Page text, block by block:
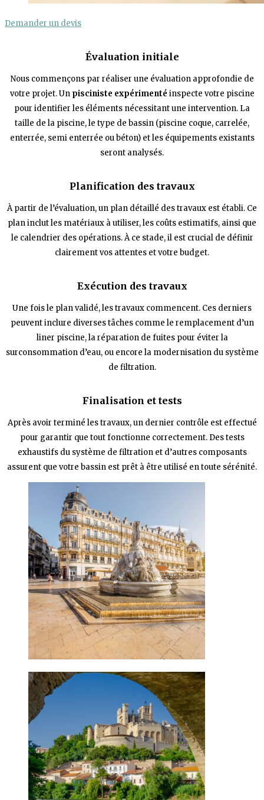
Demander un devis
Évaluation initiale
Nous commençons par réaliser une évaluation approfondie de
votre projet. Un pisciniste expérimenté inspecte votre piscine
pour identifier les éléments nécessitant une intervention. La
taille de la piscine, le type de bassin (piscine coque, carrelée,
enterrée, semi enterrée ou béton) et les équipements existants
seront analysés.
Planification des travaux
À partir de l’évaluation, un plan détaillé des travaux est établi. Ce
plan inclut les matériaux à utiliser, les coûts estimatifs, ainsi que
le calendrier des opérations. À ce stade, il est crucial de définir
clairement vos attentes et votre budget.
Exécution des travaux
Une fois le plan validé, les travaux commencent. Ces derniers
peuvent inclure diverses tâches comme le remplacement d’un
liner piscine, la réparation de fuites pour éviter la
surconsommation d’eau, ou encore la modernisation du système
de filtration.
Finalisation et tests
Après avoir terminé les travaux, un dernier contrôle est effectué
pour garantir que tout fonctionne correctement. Des tests
exhaustifs du système de filtration et d’autres composants
assurent que votre bassin est prêt à être utilisé en toute sérénité.